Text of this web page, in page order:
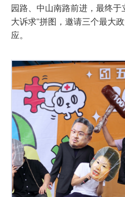
园路、中山南路前进，最终于
大诉求”拼图，邀请三个最大
应。